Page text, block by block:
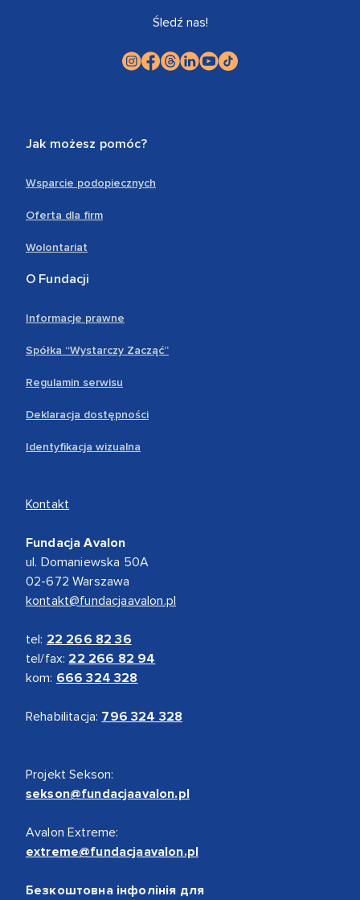
Śledź nas!
Jak możesz pomóc?
Wsparcie podopiecznych
Oferta dla firm
Wolontariat
O Fundacji
Informacje prawne
Spółka “Wystarczy Zacząć”
Regulamin serwisu
Deklaracja dostępności
Identyfikacja wizualna
Kontakt
Fundacja Avalon
ul. Domaniewska 50A
02-672 Warszawa
kontakt@fundacjaavalon.pl
tel: 22 266 82 36
tel/fax: 22 266 82 94
kom: 666 324 328
Rehabilitacja: 796 324 328
Projekt Sekson:
sekson@fundacjaavalon.pl
Avalon Extreme:
extreme@fundacjaavalon.pl
Безкоштовна інфолінія для